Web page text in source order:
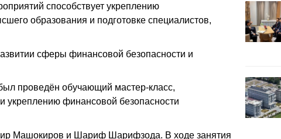
способствует укреплению
образования и подготовке специалистов,
сферы финансовой безопасности и
проведён обучающий мастер-класс,
финансовой безопасности
Машокиров и Шариф Шарифзода. В ходе занятия